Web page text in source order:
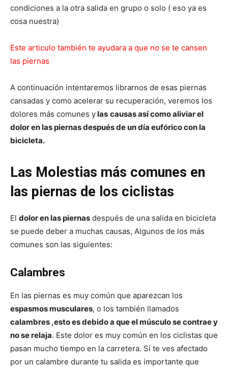
condiciones a la otra salida en grupo o solo ( eso ya es
cosa nuestra)
Este articulo también te ayudara a que no se te cansen
las piernas
A continuación intentaremos librarnos de esas piernas
cansadas y como acelerar su recuperación, veremos los
dolores más comunes ylas causas así como aliviar el
dolor en las piernas después de un día eufórico con la
bicicleta.
Las Molestias más comunes en
las piernas de los ciclistas
El dolor en las piernas después de una salida en bicicleta
se puede deber a muchas causas, Algunos de los más
comunes son las siguientes:
Calambres
En las piernas es muy común que aparezcan los
espasmos musculares, o los también llamados
calambres ,esto es debido a que el músculo se contrae y
no se relaja. Este dolor es muy común en los ciclistas que
pasan mucho tiempo en la carretera. Si te ves afectado
por un calambre durante tu salida es importante que